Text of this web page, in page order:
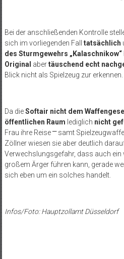
Bei der anschließenden Kontrolle
sich im vorliegenden Fall tatsächlich
des Sturmgewehrs „Kalaschnikow“
Original abertäuschend echt
Blick nicht als Spielzeug zur erkennen.
Da dieSoftair nicht dem
öffentlichen Raum lediglich nicht
Frau ihre Reise ⎻ samt
Zöllner wiesen sie aber deutlich
Verwechslungsgefahr, dass auch ein
großem Ärger führen kann, gerade
sich eben um ein solches handelt.
Infos/Foto: Hauptzollamt Düsseldorf